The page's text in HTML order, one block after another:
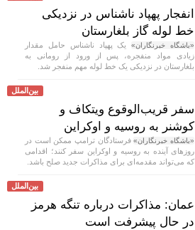
انفجار پهپاد ناشناس در نزدیکی
خط لوله گاز بلغارستان
«باشگاه خبرنگاران»یک پهپاد ناشناس حامل مقدار
زیادی مواد منفجره، پس از ورود از رومانی به
بلغارستان در نزدیکی یک خط لوله مهم منفجر شد.
بین‌الملل
سفر قریب‌الوقوع ویتکاف و
کوشنر به روسیه و اوکراین
«باشگاه خبرنگاران»فرستادگان ترامپ ممکن است در
روز‌های آینده به روسیه و اوکراین سفر کنند؛ اقدامی
که می‌تواند مقدمه‌ای برای مذاکرات جدید صلح باشد.
بین‌الملل
عمان: مذاکرات درباره تنگه هرمز
در حال پیشرفت است